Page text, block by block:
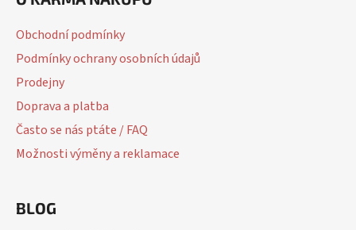
Obchodní podmínky
Podmínky ochrany osobních údajů
Prodejny
Doprava a platba
Často se nás ptáte / FAQ
Možnosti výměny a reklamace
BLOG